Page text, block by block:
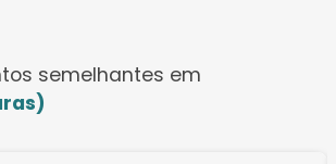
semelhantes em